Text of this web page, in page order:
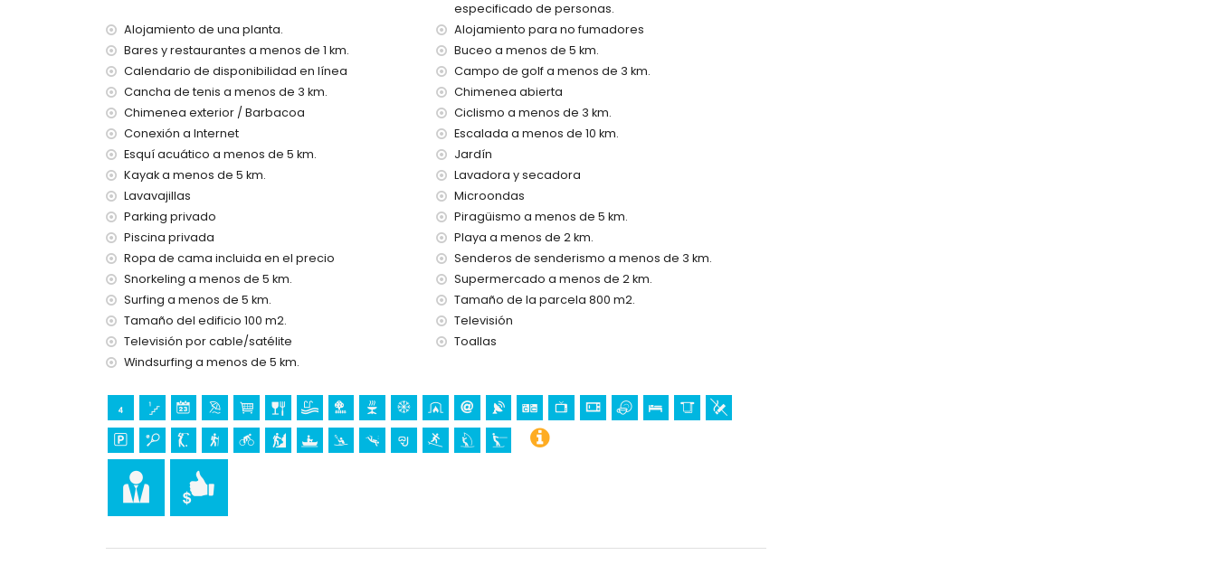
ropa de cama y toallas
Entretenimiento y actividades de ocio para sus vacaciones en Benissa, Costa Blanca
discoteca, bar, paseo (Camino Ecológico) y parque de atracciones (Family Park (Moraira & Calpe)) (a
menos de 5 kilómetros de la casa)
parque temático (Terra Mítica), zoológico (Terra Natura, Mundo Mar), parque acuático (Aqualandia y Aqua
Natura) (a menos de 10 kilómetros de la casa)
Lugares de interés y cultura en Benissa, Costa Blanca
castillo (Moraira y Cap d'Or) (a menos de 5 kilómetros del alojamiento)
ruinas (Baños de la Reina Calpe) y edificio arquitectónico (Catedral La Marina Benissa) (a menos de 10
kilómetros del alojamiento)
Deportes
tenis, golf (San Jaime), senderismo, ciclismo, piragüismo, kayak, buceo, snorkel, surf, windsurf y esquí
acuático (a menos de 5 kilómetros de la villa)
equitación y escalada (a menos de 10 kilómetros de la villa)
especificado de personas.
Alojamiento de una planta.
Alojamiento para no fumadores
Bares y restaurantes a menos de 1 km.
Buceo a menos de 5 km.
Calendario de disponibilidad en línea
Campo de golf a menos de 3 km.
Cancha de tenis a menos de 3 km.
Chimenea abierta
Chimenea exterior / Barbacoa
Ciclismo a menos de 3 km.
Conexión a Internet
Escalada a menos de 10 km.
Esquí acuático a menos de 5 km.
Jardín
Kayak a menos de 5 km.
Lavadora y secadora
Lavavajillas
Microondas
Parking privado
Piragüismo a menos de 5 km.
Piscina privada
Playa a menos de 2 km.
Ropa de cama incluida en el precio
Senderos de senderismo a menos de 3 km.
Snorkeling a menos de 5 km.
Supermercado a menos de 2 km.
Surfing a menos de 5 km.
Tamaño de la parcela 800 m2.
Tamaño del edificio 100 m2.
Televisión
Televisión por cable/satélite
Toallas
Windsurfing a menos de 5 km.